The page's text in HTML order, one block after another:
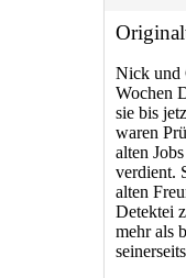
Nick und
Wochen
sie bis
waren
alten
verdient.
alten
Detektei
mehr als